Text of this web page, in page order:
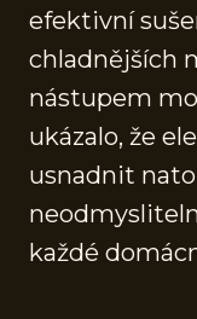
efektivní
chladnějších
nástupem
ukázalo, že
usnadnit
každé